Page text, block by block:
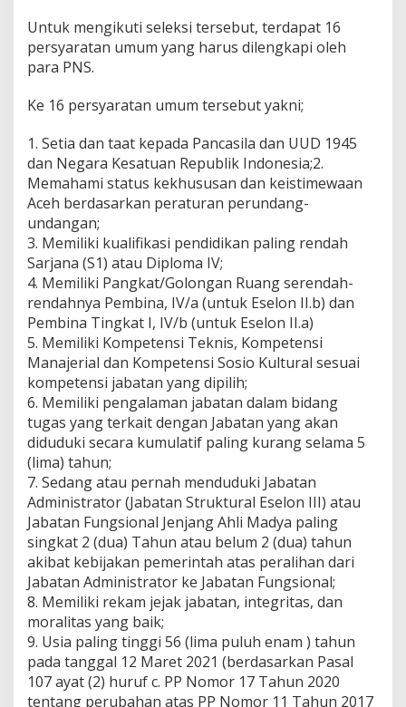
Untuk mengikuti seleksi tersebut, terdapat 16
persyaratan umum yang harus dilengkapi oleh
para PNS.
Ke 16 persyaratan umum tersebut yakni;
1. Setia dan taat kepada Pancasila dan UUD 1945
dan Negara Kesatuan Republik Indonesia;2.
Memahami status kekhususan dan keistimewaan
Aceh berdasarkan peraturan perundang-
undangan;
3. Memiliki kualifikasi pendidikan paling rendah
Sarjana (S1) atau Diploma IV;
4. Memiliki Pangkat/Golongan Ruang serendah-
rendahnya Pembina, IV/a (untuk Eselon II.b) dan
Pembina Tingkat I, IV/b (untuk Eselon II.a)
5. Memiliki Kompetensi Teknis, Kompetensi
Manajerial dan Kompetensi Sosio Kultural sesuai
kompetensi jabatan yang dipilih;
6. Memiliki pengalaman jabatan dalam bidang
tugas yang terkait dengan Jabatan yang akan
diduduki secara kumulatif paling kurang selama 5
(lima) tahun;
7. Sedang atau pernah menduduki Jabatan
Administrator (Jabatan Struktural Eselon III) atau
Jabatan Fungsional Jenjang Ahli Madya paling
singkat 2 (dua) Tahun atau belum 2 (dua) tahun
akibat kebijakan pemerintah atas peralihan dari
Jabatan Administrator ke Jabatan Fungsional;
8. Memiliki rekam jejak jabatan, integritas, dan
moralitas yang baik;
9. Usia paling tinggi 56 (lima puluh enam ) tahun
pada tanggal 12 Maret 2021 (berdasarkan Pasal
107 ayat (2) huruf c. PP Nomor 17 Tahun 2020
tentang perubahan atas PP Nomor 11 Tahun 2017